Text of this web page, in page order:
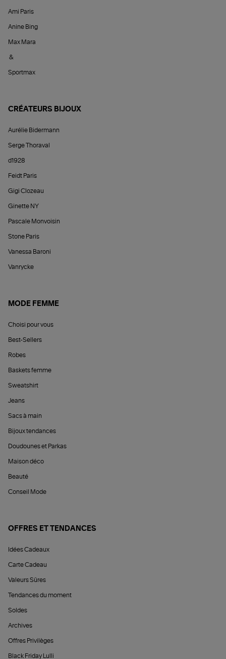
Ami Paris
Anine Bing
Max Mara
&
Sportmax
CRÉATEURS BIJOUX
Aurélie Bidermann
Serge Thoraval
d1928
Feidt Paris
Gigi Clozeau
Ginette NY
Pascale Monvoisin
Stone Paris
Vanessa Baroni
Vanrycke
MODE FEMME
Choisi pour vous
Best-Sellers
Robes
Baskets femme
Sweatshirt
Jeans
Sacs à main
Bijoux tendances
Doudounes et Parkas
Maison déco
Beauté
Conseil Mode
OFFRES ET TENDANCES
Idées Cadeaux
Carte Cadeau
Valeurs Sûres
Tendances du moment
Soldes
Archives
Offres Privilèges
Black Friday Lulli